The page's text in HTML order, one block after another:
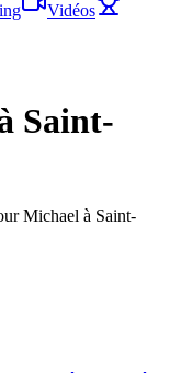
Vidéos
Saint-
Michael à Saint-